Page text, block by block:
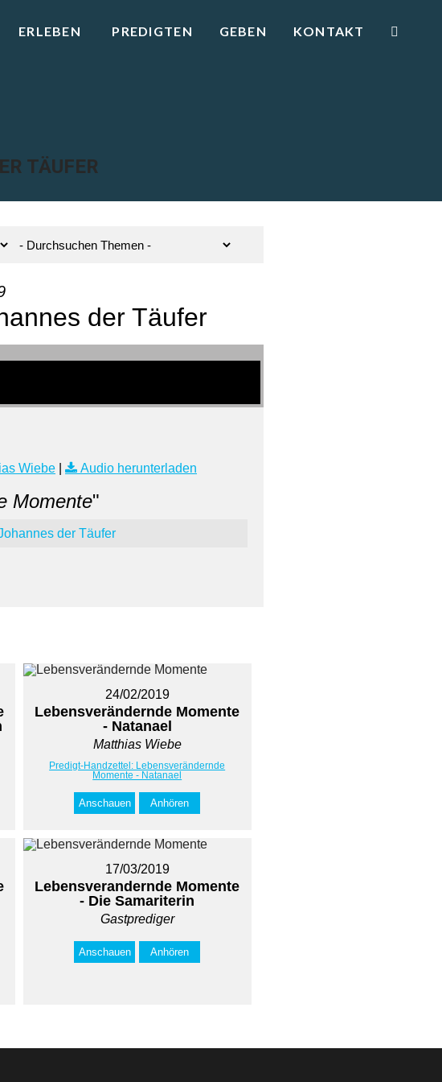
ERLEBEN PREDIGTEN GEBEN KONTAKT
TÄUFER
der Täufer
Wiebe Audio herunterladen
Momente"
der Täufer
24/02/2019
Lebensverändernde Momente
- Natanael
Matthias Wiebe
Predigt-Handzettel: Lebensverändernde
Momente - Natanael
Anschauen Anhören
17/03/2019
Lebensverandernde Momente
- Die Samariterin
Gastprediger
Anschauen Anhören